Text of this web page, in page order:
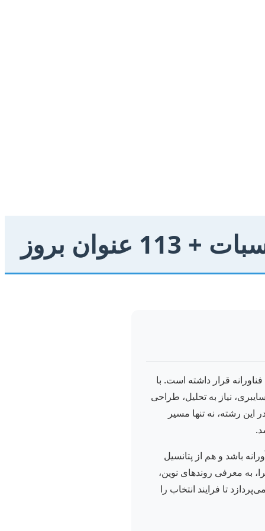
بروز
قرار داشته است. با
نیاز به تحلیل، طراحی
رشته، نه تنها مسیر
باشد و هم از پتانسیل
به معرفی روندهای نوین،
می‌پردازد تا فرایند انتخاب را